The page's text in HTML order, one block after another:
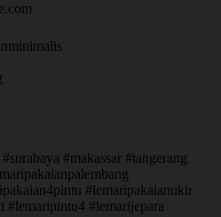
#makassar #tangerang
#lemaripakaianukir
#lemaripintu4 #lemarijepara